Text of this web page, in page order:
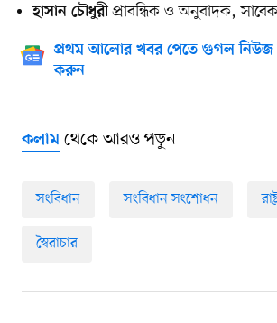
হাসান চৌধুরীপ্রাবন্ধিক ও অনুবাদক,
প্রথম আলোর খবর পেতে গুগল নিউজ
করুন
কলামথেকে আরও পড়ুন
সংবিধান সংবিধান সংশোধন
স্বৈরাচার